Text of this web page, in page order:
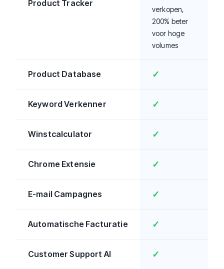
Product Tracker
verkopen,
200% beter
voor hoge
volumes
Product Database ✓
Keyword Verkenner ✓
Winstcalculator ✓
Chrome Extensie ✓
E-mail Campagnes ✓
Automatische Facturatie ✓
Customer Support AI ✓